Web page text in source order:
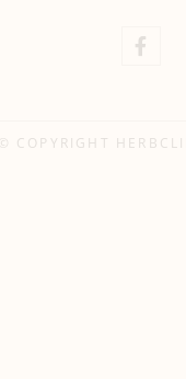
© COPYRIGHT